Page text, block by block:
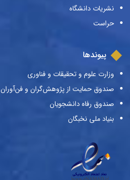
نشریات دانشگاه
حراست
پیوندها
وزارت علوم و تحقیقات و فناوری
صندوق حمایت از پژوهش‌گران و فن‌آوران
صندوق رفاه دانشجویان
بنیاد ملی نخبگان